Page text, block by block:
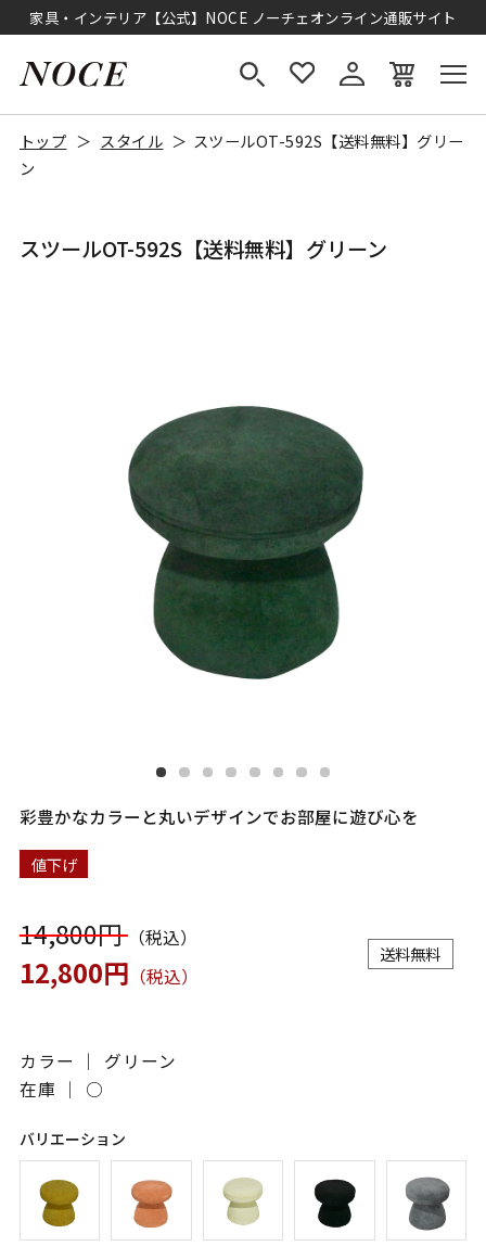
家具・インテリア【公式】NOCE ノーチェオンライン通販サイト
トップ スタイル
スツールOT-592S【送料無料】グリー
ン
スツールOT-592S【送料無料】グリーン
彩豊かなカラーと丸いデザインでお部屋に遊び心を
値下げ
14,800円（税込）
12,800円 （税込）
送料無料
カラー ｜ グリーン
在庫 ｜ ○
バリエーション